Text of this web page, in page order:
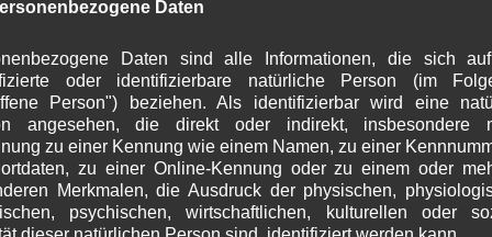
2014-2020
Woiga.de, liebe Wallgauer Bürger,
der drei im Wallgauer Gemeinderat vertretenen
haben wir die Rubrik Kommunalpolitik um
Daten
Daten sind alle Informationen, die sich
oder identifizierbare natürliche Person (im
Person") beziehen. Als identifizierbar wird eine
angesehen, die direkt oder indirekt, insbesondere
zu einer Kennung wie einem Namen, zu einer
zu einer Online-Kennung oder zu einem oder
Merkmalen, die Ausdruck der physischen,
psychischen, wirtschaftlichen, kulturellen oder